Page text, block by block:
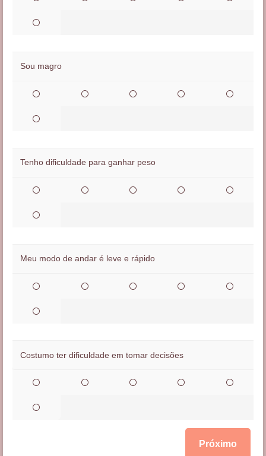
Sou magro
Tenho dificuldade para ganhar peso
Meu modo de andar é leve e rápido
Costumo ter dificuldade em tomar decisões